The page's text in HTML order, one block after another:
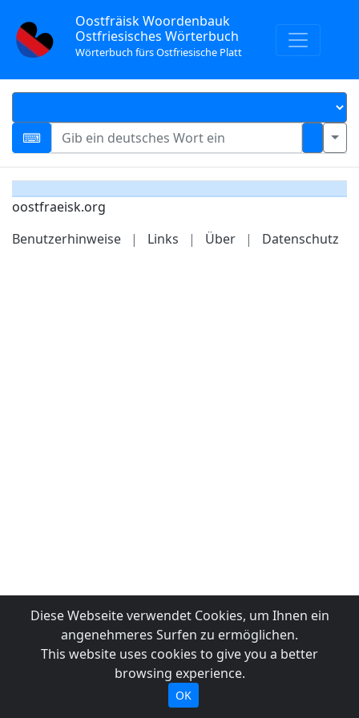
Oostfräisk Woordenbauk
Ostfriesisches Wörterbuch
Wörterbuch fürs Ostfriesische Platt
oostfraeisk.org
Benutzerhinweise
| Links | Über | Datenschutz
Diese Webseite verwendet Cookies, um Ihnen ein
angenehmeres Surfen zu ermöglichen.
This website uses cookies to give you a better
browsing experience.
OK